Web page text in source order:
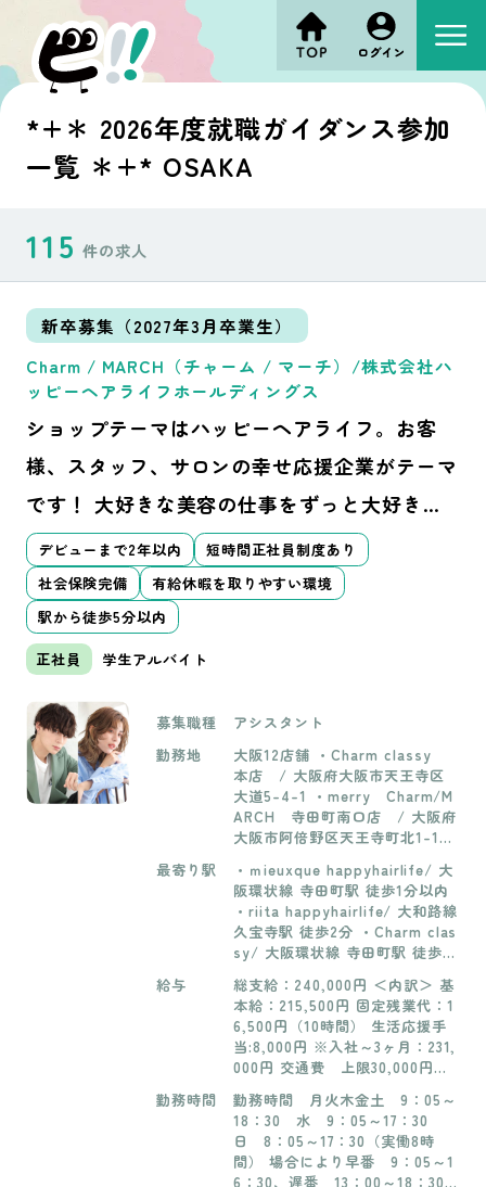
*+＊ 2026年度就職ガイダンス参加
一覧 ＊+* OSAKA
115 件の求人
新卒募集（2027年3月卒業生）
Charm / MARCH（チャーム / マーチ）/株式会社ハ
ッピーヘアライフホールディングス
ショップテーマはハッピーヘアライフ。お客
様、スタッフ、サロンの幸せ応援企業がテーマ
です！ 大好きな美容の仕事をずっと大好きで
いられる企業を目指しています。
デビューまで2年以内
短時間正社員制度あり
社会保険完備
有給休暇を取りやすい環境
駅から徒歩5分以内
正社員 学生アルバイト
募集職種
アシスタント
勤務地
大阪12店舗 ・Charm classy
本店 / 大阪府大阪市天王寺区
大道5-4-1 ・merry Charm/M
ARCH 寺田町南口店 / 大阪府
大阪市阿倍野区天王寺町北1-1-3
町店 / 大阪府大阪市阿倍野区
阪南町1-27-2 ・ｍieuxque Hap
pyHairLife 寺田町北口店 /
大阪府大阪市天王寺区寺田町2丁
目5-10 ・hulau Charm/MARCH
桃谷店 / 大阪府大阪市生野
区桃谷1-11-25 ・carin HappyH
airLife 長吉長原店 / 大阪府
大阪市平野区長吉長原東3-2-9
・Halo HappyHairLife 長居
東4-9-6 ・affect Charm/MAR
CH 八尾店 / 大阪府八尾市安
中町4-2-8 ・riita HappyHairLi
fe 久宝寺店 / 大阪府八尾市
最寄り駅
・ｍieuxque happyhairlife/ 大
阪環状線 寺田町駅 徒歩1分以内
・riita happyhairlife/ 大和路線
久宝寺駅 徒歩2分 ・Charm clas
sy/ 大阪環状線 寺田町駅 徒歩2
線 寺田町駅 徒歩1分以内 ・hula
u Charm/MARCH/ 大阪環状線
桃谷駅 徒歩3分 ・Charm affec
t/ 大和路線 八尾駅 徒歩4分 ・c
arin happyhairlife/ 大阪メトロ
谷町線 長原駅 徒歩3分 ・Halo h
appyhairlife/ 大阪メトロ御堂筋
線 長居駅 徒歩2分 ・attra hap
pyhairlife/ 大阪メトロ御堂筋線
昭和町駅 徒歩1分以内 ・HAIR C
給与
総支給：240,000円 ＜内訳＞ 基
本給：215,500円 固定残業代：1
6,500円（10時間） 生活応援手
当:8,000円 ※入社～3ヶ月：231,
000円 交通費 上限30,000円
賃金以上※要相談 週2日、2時
間~ ご希望に沿って決定します
勤務時間
勤務時間 月火木金土 9：05～
18：30 水 9：05～17：30
日 8：05～17：30（実働8時
間） 場合により早番 9：05～1
6：30、遅番 13：00～18：30